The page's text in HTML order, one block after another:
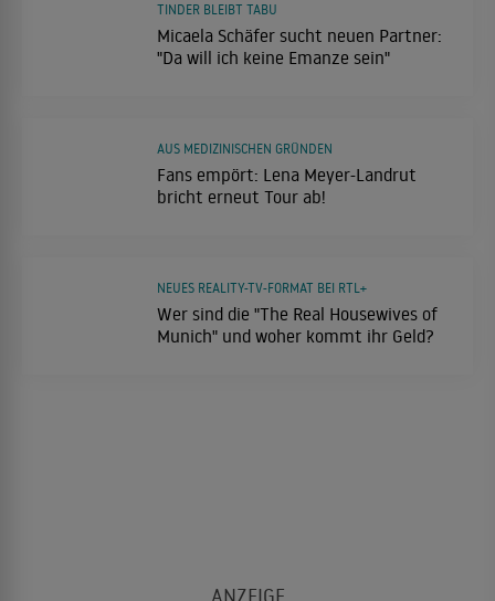
Micaela Schäfer sucht neuen Partner:
"Da will ich keine Emanze sein"
TINDER BLEIBT TABU
Fans empört: Lena Meyer-Landrut
bricht erneut Tour ab!
AUS MEDIZINISCHEN GRÜNDEN
Wer sind die "The Real Housewives of
Munich" und woher kommt ihr Geld?
NEUES REALITY-TV-FORMAT BEI RTL+